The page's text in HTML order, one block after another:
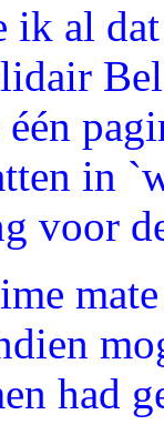
ik al
in
voor
had